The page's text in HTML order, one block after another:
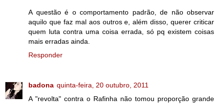
A questão é o comportamento padrão, de não observar
aquilo que faz mal aos outros e, além disso, querer criticar
quem luta contra uma coisa errada, só pq existem coisas
mais erradas ainda.
Responder
badona quinta-feira, 20 outubro, 2011
A "revolta" contra o Rafinha não tomou proporção grande